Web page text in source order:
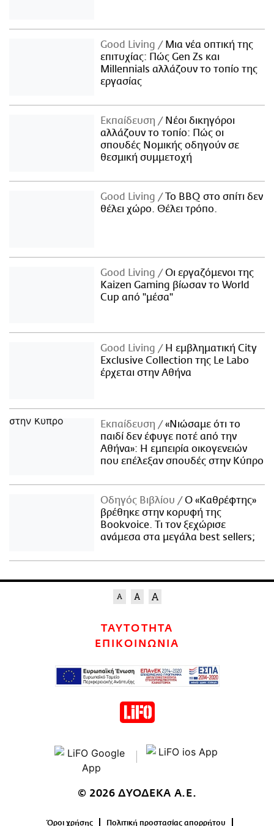
Good Living
Μια νέα οπτική της
επιτυχίας: Πώς Gen Zs και
Millennials αλλάζουν το τοπίο της
εργασίας
Εκπαίδευση
Νέοι δικηγόροι
αλλάζουν το τοπίο: Πώς οι
σπουδές Νομικής οδηγούν σε
θεσμική συμμετοχή
Good Living
Το BBQ στο σπίτι δεν
θέλει χώρο. Θέλει τρόπο.
Good Living
Οι εργαζόμενοι της
Kaizen Gaming βίωσαν το World
Cup από "μέσα"
Good Living
Η εμβληματική City
Exclusive Collection της Le Labo
έρχεται στην Αθήνα
Εκπαίδευση
«Νιώσαμε ότι το
παιδί δεν έφυγε ποτέ από την
Αθήνα»: Η εμπειρία οικογενειών
που επέλεξαν σπουδές στην Κύπρο
Οδηγός Βιβλίου
Ο «Καθρέφτης»
βρέθηκε στην κορυφή της
Bookvoice. Τι τον ξεχώρισε
ανάμεσα στα μεγάλα best sellers;
ΤΑΥΤΟΤΗΤΑ
ΕΠΙΚΟΙΝΩΝΙΑ
© 2026 ΔΥΟΔΕΚΑ Α.Ε.
Όροι χρήσης Πολιτική προστασίας απορρήτου